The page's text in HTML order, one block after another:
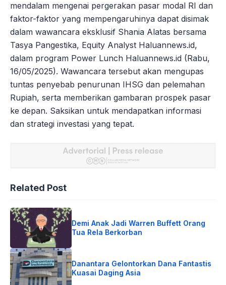
mendalam mengenai pergerakan pasar modal RI dan
faktor-faktor yang mempengaruhinya dapat disimak
dalam wawancara eksklusif Shania Alatas bersama
Tasya Pangestika, Equity Analyst Haluannews.id,
dalam program Power Lunch Haluannews.id (Rabu,
16/05/2025). Wawancara tersebut akan mengupas
tuntas penyebab penurunan IHSG dan pelemahan
Rupiah, serta memberikan gambaran prospek pasar
ke depan. Saksikan untuk mendapatkan informasi
dan strategi investasi yang tepat.
Related Post
Demi Anak Jadi Warren Buffett Orang
Tua Rela Berkorban
Danantara Gelontorkan Dana Fantastis
Kuasai Daging Asia